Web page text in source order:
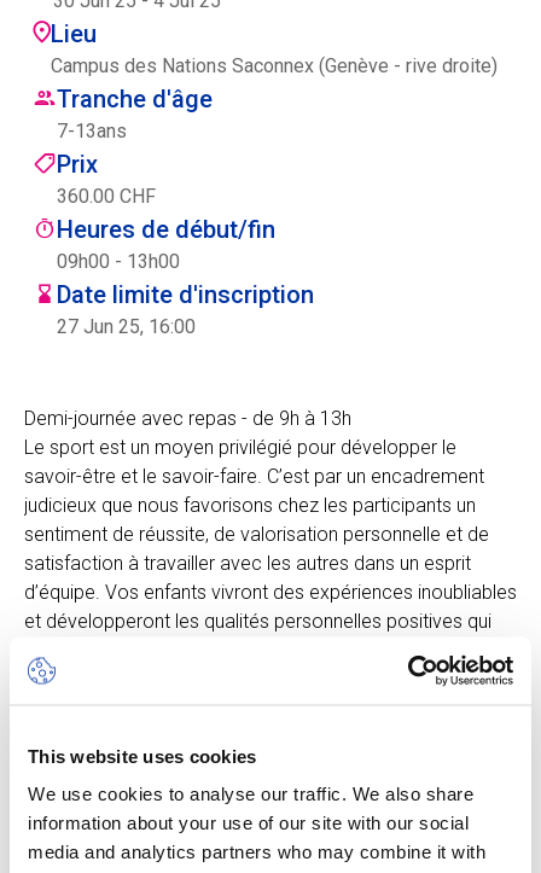
This website uses cookies
We use cookies to analyse our traffic. We also share
information about your use of our site with our social
media and analytics partners who may combine it with
Centre des arts
Institute
Contact
Panier
Se connecter
ENFR
Lieu
Campus des Nations Saconnex (Genève - rive droite)
Tranche d'âge
7-13ans
Prix
360.00 CHF
Heures de début/fin
09h00 - 13h00
Date limite d'inscription
27 Jun 25, 16:00
Demi-journée avec repas - de 9h à 13h
Le sport est un moyen privilégié pour développer le
savoir-être et le savoir-faire. C’est par un encadrement
judicieux que nous favorisons chez les participants un
sentiment de réussite, de valorisation personnelle et de
satisfaction à travailler avec les autres dans un esprit
d’équipe. Vos enfants vivront des expériences inoubliables
et développeront les qualités personnelles positives qui
les aideront à persévérer dans la réalisation de leurs défis.
Le camp Multi-Sports inclut les activités suivantes :
participants. Le rythme est soutenu afin de stimuler
l’enthousiasme et la curiosité. Dans ce camp, la notion
d’apprentissage est intimement liée à celle du jeu.